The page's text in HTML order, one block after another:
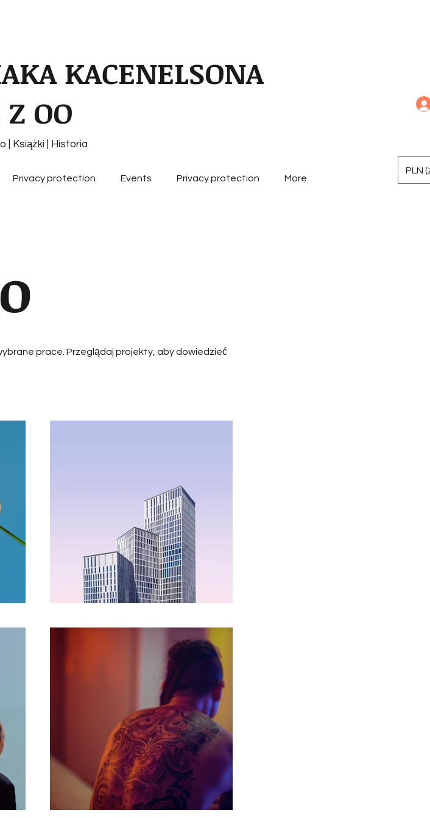
KACENELSONA
Z OO
Privacy protection Events Privacy protection More
| Książki | Historia
PLN
prace. Przeglądaj projekty, aby dowiedzieć